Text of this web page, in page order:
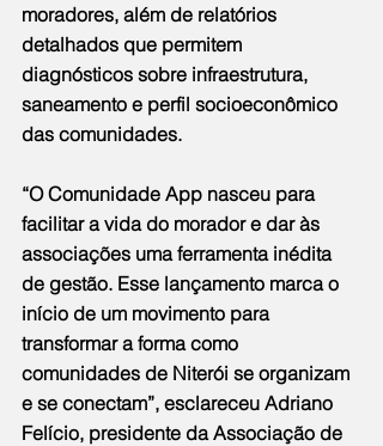
moradores, além de relatórios
detalhados que permitem
diagnósticos sobre infraestrutura,
saneamento e perfil socioeconômico
das comunidades.
“O Comunidade App nasceu para
facilitar a vida do morador e dar às
associações uma ferramenta inédita
de gestão. Esse lançamento marca o
início de um movimento para
transformar a forma como
comunidades de Niterói se organizam
e se conectam”, esclareceu Adriano
Felício, presidente da Associação de